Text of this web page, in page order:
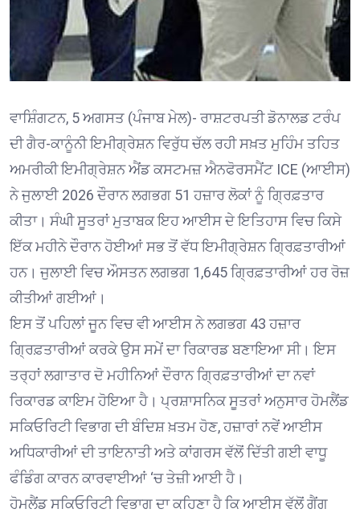
ਵਾਸ਼ਿੰਗਟਨ, 5 ਅਗਸਤ (ਪੰਜਾਬ ਮੇਲ)- ਰਾਸ਼ਟਰਪਤੀ ਡੋਨਾਲਡ ਟਰੰਪ
ਦੀ ਗੈਰ-ਕਾਨੂੰਨੀ ਇਮੀਗ੍ਰੇਸ਼ਨ ਵਿਰੁੱਧ ਚੱਲ ਰਹੀ ਸਖ਼ਤ ਮੁਹਿੰਮ ਤਹਿਤ
ਅਮਰੀਕੀ ਇਮੀਗ੍ਰੇਸ਼ਨ ਐਂਡ ਕਸਟਮਜ਼ ਐਨਫੋਰਸਮੈਂਟ ICE (ਆਈਸ)
ਨੇ ਜੁਲਾਈ 2026 ਦੌਰਾਨ ਲਗਭਗ 51 ਹਜ਼ਾਰ ਲੋਕਾਂ ਨੂੰ ਗ੍ਰਿਫ਼ਤਾਰ
ਕੀਤਾ। ਸੰਘੀ ਸੂਤਰਾਂ ਮੁਤਾਬਕ ਇਹ ਆਈਸ ਦੇ ਇਤਿਹਾਸ ਵਿਚ ਕਿਸੇ
ਇੱਕ ਮਹੀਨੇ ਦੌਰਾਨ ਹੋਈਆਂ ਸਭ ਤੋਂ ਵੱਧ ਇਮੀਗ੍ਰੇਸ਼ਨ ਗ੍ਰਿਫ਼ਤਾਰੀਆਂ
ਹਨ। ਜੁਲਾਈ ਵਿਚ ਔਸਤਨ ਲਗਭਗ 1,645 ਗ੍ਰਿਫ਼ਤਾਰੀਆਂ ਹਰ ਰੋਜ਼
ਕੀਤੀਆਂ ਗਈਆਂ।
ਇਸ ਤੋਂ ਪਹਿਲਾਂ ਜੂਨ ਵਿਚ ਵੀ ਆਈਸ ਨੇ ਲਗਭਗ 43 ਹਜ਼ਾਰ
ਗ੍ਰਿਫ਼ਤਾਰੀਆਂ ਕਰਕੇ ਉਸ ਸਮੇਂ ਦਾ ਰਿਕਾਰਡ ਬਣਾਇਆ ਸੀ। ਇਸ
ਤਰ੍ਹਾਂ ਲਗਾਤਾਰ ਦੋ ਮਹੀਨਿਆਂ ਦੌਰਾਨ ਗ੍ਰਿਫ਼ਤਾਰੀਆਂ ਦਾ ਨਵਾਂ
ਰਿਕਾਰਡ ਕਾਇਮ ਹੋਇਆ ਹੈ। ਪ੍ਰਸ਼ਾਸਨਿਕ ਸੂਤਰਾਂ ਅਨੁਸਾਰ ਹੋਮਲੈਂਡ
ਸਕਿਓਰਿਟੀ ਵਿਭਾਗ ਦੀ ਬੰਦਿਸ਼ ਖ਼ਤਮ ਹੋਣ, ਹਜ਼ਾਰਾਂ ਨਵੇਂ ਆਈਸ
ਅਧਿਕਾਰੀਆਂ ਦੀ ਤਾਇਨਾਤੀ ਅਤੇ ਕਾਂਗਰਸ ਵੱਲੋਂ ਦਿੱਤੀ ਗਈ ਵਾਧੂ
ਫੰਡਿੰਗ ਕਾਰਨ ਕਾਰਵਾਈਆਂ ‘ਚ ਤੇਜ਼ੀ ਆਈ ਹੈ।
ਹੋਮਲੈਂਡ ਸਕਿਓਰਿਟੀ ਵਿਭਾਗ ਦਾ ਕਹਿਣਾ ਹੈ ਕਿ ਆਈਸ ਵੱਲੋਂ ਗੈਂਗ